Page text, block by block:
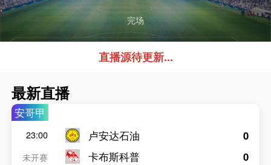
完场
直播源待更新...
最新直播
安哥甲
23:00
未开赛
卢安达石油
卡布斯科普
0
0